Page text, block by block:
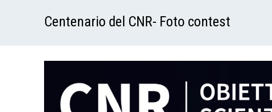
Centenario del CNR- Foto contest